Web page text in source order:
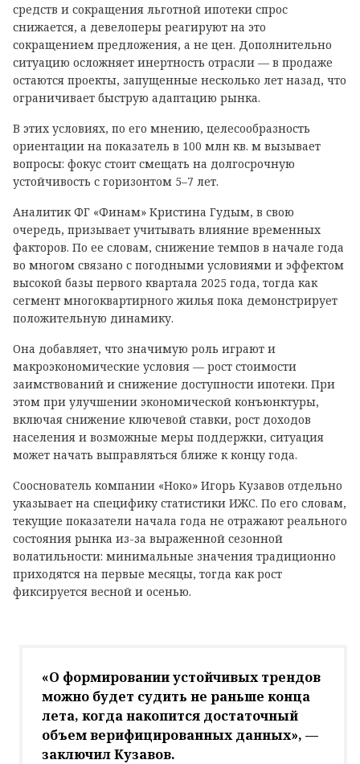
средств и сокращения льготной ипотеки спрос
снижается, а девелоперы реагируют на это
сокращением предложения, а не цен. Дополнительно
ситуацию осложняет инертность отрасли — в продаже
остаются проекты, запущенные несколько лет назад, что
ограничивает быструю адаптацию рынка.
В этих условиях, по его мнению, целесообразность
ориентации на показатель в 100 млн кв. м вызывает
вопросы: фокус стоит смещать на долгосрочную
устойчивость с горизонтом 5–7 лет.
Аналитик ФГ «Финам» Кристина Гудым, в свою
очередь, призывает учитывать влияние временных
факторов. По ее словам, снижение темпов в начале года
во многом связано с погодными условиями и эффектом
высокой базы первого квартала 2025 года, тогда как
сегмент многоквартирного жилья пока демонстрирует
положительную динамику.
Она добавляет, что значимую роль играют и
макроэкономические условия — рост стоимости
заимствований и снижение доступности ипотеки. При
этом при улучшении экономической конъюнктуры,
включая снижение ключевой ставки, рост доходов
населения и возможные меры поддержки, ситуация
может начать выправляться ближе к концу года.
Сооснователь компании «Ноко» Игорь Кузавов отдельно
указывает на специфику статистики ИЖС. По его словам,
текущие показатели начала года не отражают реального
состояния рынка из-за выраженной сезонной
волатильности: минимальные значения традиционно
приходятся на первые месяцы, тогда как рост
фиксируется весной и осенью.
«О формировании устойчивых трендов
можно будет судить не раньше конца
лета, когда накопится достаточный
объем верифицированных данных», —
заключил Кузавов.